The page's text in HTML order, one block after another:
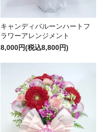
キャンディバルーンハートフ
ラワーアレンジメント
8,000円(税込8,800円)